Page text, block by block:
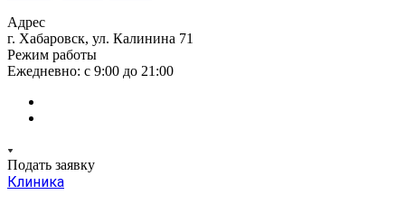
Адрес
г. Хабаровск, ул. Калинина 71
Режим работы
Ежедневно: с 9:00 до 21:00
Подать заявку
Клиника